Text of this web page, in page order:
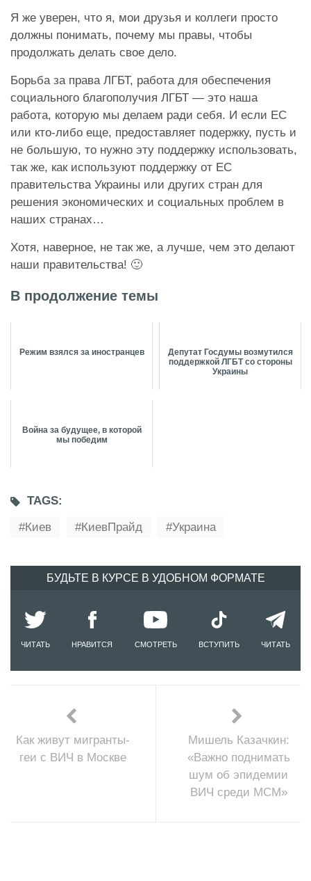
Я же уверен, что я, мои друзья и коллеги просто
должны понимать, почему мы правы, чтобы
продолжать делать свое дело.
Борьба за права ЛГБТ, работа для обеспечения
социального благополучия ЛГБТ — это наша
работа, которую мы делаем ради себя. И если ЕС
или кто-либо еще, предоставляет подержку, пусть и
не большую, то нужно эту поддержку использовать,
так же, как используют поддержку от ЕС
правительства Украины или других стран для
решения экономических и социальных проблем в
наших странах…
Хотя, наверное, не так же, а лучше, чем это делают
наши правительства! 🙂
В продолжение темы
Режим взялся за иностранцев
Депутат Госдумы возмутился
поддержкой ЛГБТ со стороны
Украины
Война за будущее, в которой
мы победим
TAGS:
Киев
КиевПрайд Украина
БУДЬТЕ В КУРСЕ В УДОБНОМ ФОРМАТЕ
ЧИТАТЬ НРАВИТСЯ СМОТРЕТЬ ВСТУПИТЬ ЧИТАТЬ
Как живут мигранты-
геи с ВИЧ в Москве
Мишель Казачкин:
«Важно поднимать
шум об эпидемии
ВИЧ среди МСМ»